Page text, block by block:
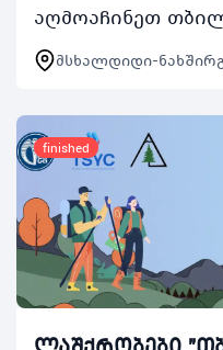
აღმოაჩინეთ
მდებარე
პროგრამები
ლაშქრობები
ორდღიან…
მსხალდიდი-
finished